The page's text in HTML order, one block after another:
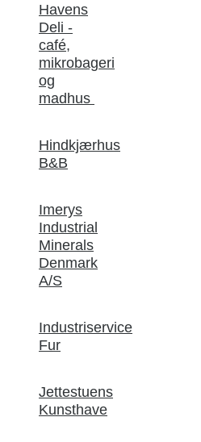
Havens
Deli -
café,
mikrobageri
og
madhus
Hindkjærhus
B&B
Imerys
Industrial
Minerals
Denmark
A/S
Industriservice
Fur
Jettestuens
Kunsthave